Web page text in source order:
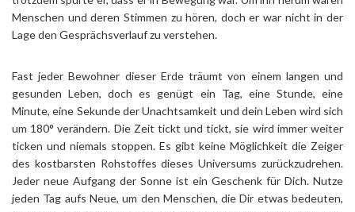
Menschen und deren Stimmen zu hören, doch er war nicht in der
Lage den Gesprächsverlauf zu verstehen.
Fast jeder Bewohner dieser Erde träumt von einem langen und
gesunden Leben, doch es genügt ein Tag, eine Stunde, eine
Minute, eine Sekunde der Unachtsamkeit und dein Leben wird sich
um 180° verändern. Die Zeit tickt und tickt, sie wird immer weiter
ticken und niemals stoppen. Es gibt keine Möglichkeit die Zeiger
des kostbarsten Rohstoffes dieses Universums zurückzudrehen.
Jeder neue Aufgang der Sonne ist ein Geschenk für Dich. Nutze
jeden Tag aufs Neue, um den Menschen, die Dir etwas bedeuten,